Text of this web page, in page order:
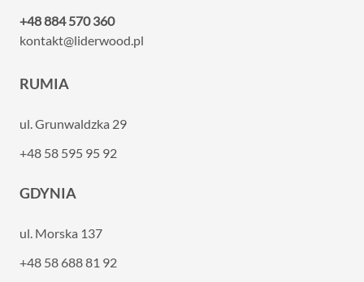
+48 884 570 360
kontakt@liderwood.pl
RUMIA
ul. Grunwaldzka 29
+48 58 595 95 92
GDYNIA
ul. Morska 137
+48 58 688 81 92